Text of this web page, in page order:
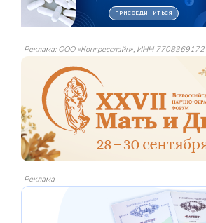
Реклама: ООО «Конгресслайн», ИНН 7708369172
Реклама